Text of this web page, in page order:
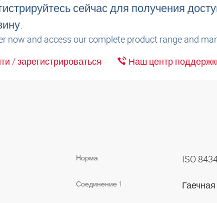
сейчас для получения
now and access our complete product range and
/ зарегистрироваться
Наш центр
Норма ISO
Соединение 1